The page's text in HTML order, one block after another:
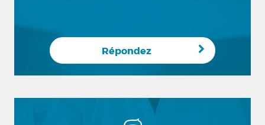
Répondez